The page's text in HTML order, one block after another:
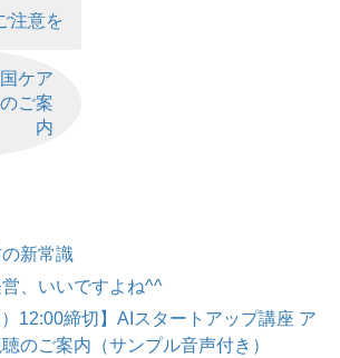
注意を
ケア
ご案
内
新常識
、いいですよね^^
）12:00締切】AIスタートアップ講座 ア
のご案内（サンプル音声付き）